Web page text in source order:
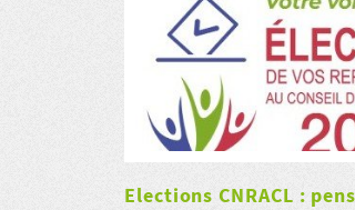
Elections CNRACL :